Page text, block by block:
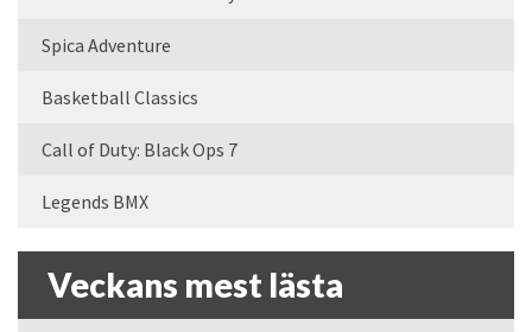
Spica Adventure
Basketball Classics
Call of Duty: Black Ops 7
Legends BMX
Veckans mest lästa